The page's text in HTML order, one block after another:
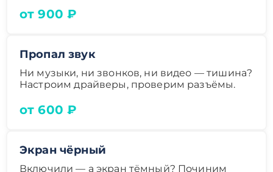
от 900 ₽
Пропал звук
Ни музыки, ни звонков, ни видео — тишина?
Настроим драйверы, проверим разъёмы.
от 600 ₽
Экран чёрный
Включили — а экран тёмный? Починим